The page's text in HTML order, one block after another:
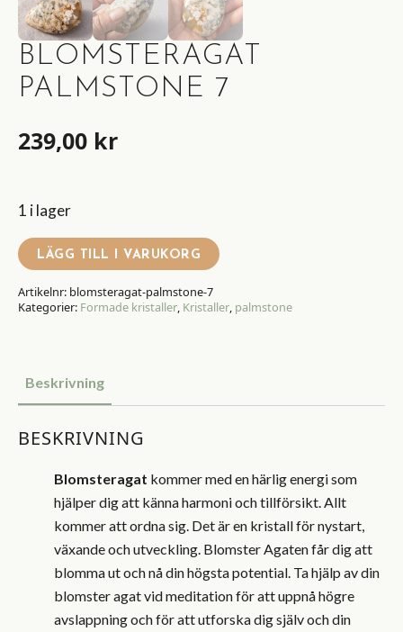
BLOMSTERAGAT
PALMSTONE 7
239,00 kr
1 i lager
LÄGG TILL I VARUKORG
Artikelnr: blomsteragat-palmstone-7
Kategorier: Formade kristaller, Kristaller, palmstone
Beskrivning
BESKRIVNING
Blomsteragat kommer med en härlig energi som
hjälper dig att känna harmoni och tillförsikt. Allt
kommer att ordna sig. Det är en kristall för nystart,
växande och utveckling. Blomster Agaten får dig att
blomma ut och nå din högsta potential. Ta hjälp av din
blomster agat vid meditation för att uppnå högre
avslappning och för att utforska dig själv och din